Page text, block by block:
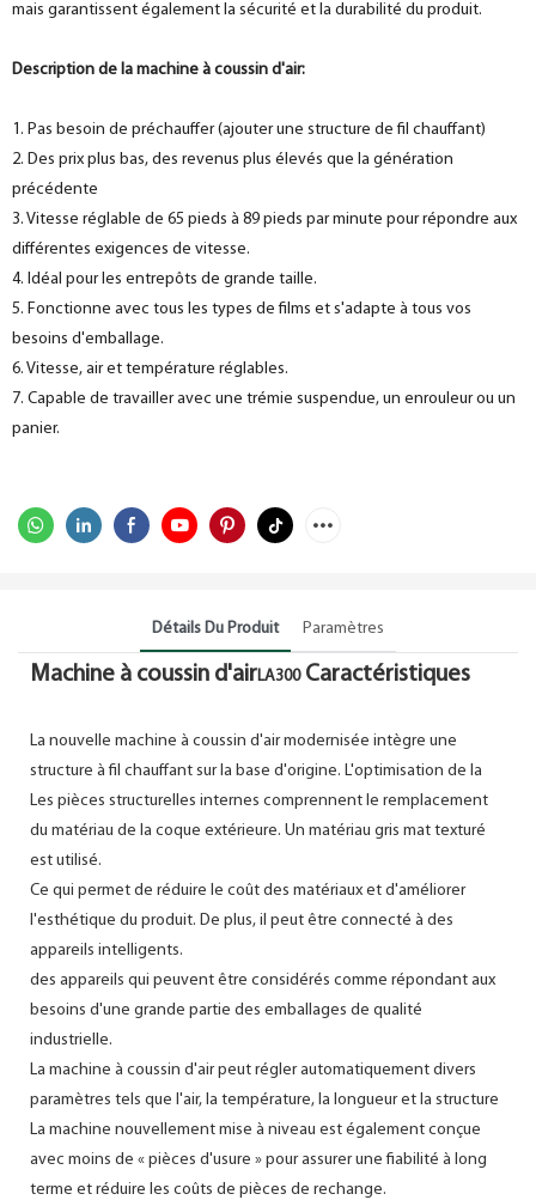
mais garantissent également la sécurité et la durabilité du produit.
Description de la machine à coussin d'air:
1. Pas besoin de préchauffer (ajouter une structure de fil chauffant)
2. Des prix plus bas, des revenus plus élevés que la génération
précédente
3. Vitesse réglable de 65 pieds à 89 pieds par minute pour répondre aux
différentes exigences de vitesse.
4. Idéal pour les entrepôts de grande taille.
5. Fonctionne avec tous les types de films et s'adapte à tous vos
besoins d'emballage.
6. Vitesse, air et température réglables.
7. Capable de travailler avec une trémie suspendue, un enrouleur ou un
panier.
Détails Du Produit Paramètres
Machine à coussin d'airLA300Caractéristiques
La nouvelle machine à coussin d'air modernisée intègre une
structure à fil chauffant sur la base d'origine. L'optimisation de la
Les pièces structurelles internes comprennent le remplacement
du matériau de la coque extérieure. Un matériau gris mat texturé
est utilisé.
Ce qui permet de réduire le coût des matériaux et d'améliorer
l'esthétique du produit. De plus, il peut être connecté à des
appareils intelligents.
des appareils qui peuvent être considérés comme répondant aux
besoins d'une grande partie des emballages de qualité
industrielle.
La machine à coussin d'air peut régler automatiquement divers
paramètres tels que l'air, la température, la longueur et la structure
La machine nouvellement mise à niveau est également conçue
avec moins de « pièces d'usure » pour assurer une fiabilité à long
terme et réduire les coûts de pièces de rechange.